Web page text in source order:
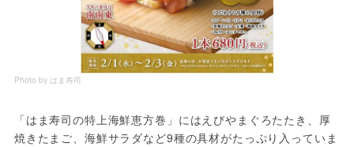
Photo by はま寿司
「はま寿司の特上海鮮恵方巻」にはえびやまぐろたたき、厚
焼きたまご、海鮮サラダなど9種の具材がたっぷり入っていま